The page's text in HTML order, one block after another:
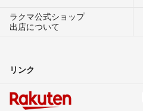
ラクマ公式ショップ
出店について
リンク